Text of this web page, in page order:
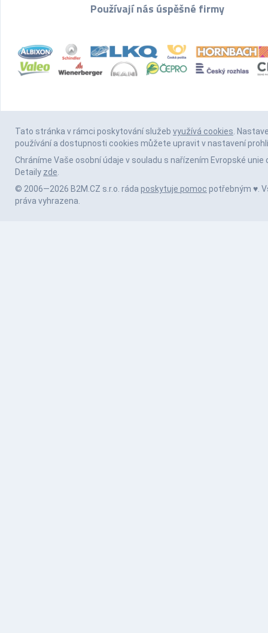
Používají nás úspěšné firmy
Tato stránka v rámci poskytování služeb využívá cookies.
používání a dostupnosti cookies můžete upravit v nastavení
Chráníme Vaše osobní údaje v souladu s nařízením Evropské unie
Detaily zde.
© 2006—2026 B2M.CZ s.r.o. ráda poskytuje pomoc potřebným ♥️.
práva vyhrazena.